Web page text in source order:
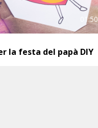
01:50
la festa del papà DIY